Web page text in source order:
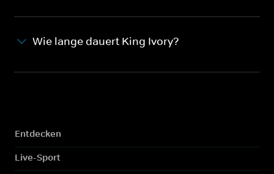
Wie lange dauert King Ivory?
Entdecken
Live-Sport